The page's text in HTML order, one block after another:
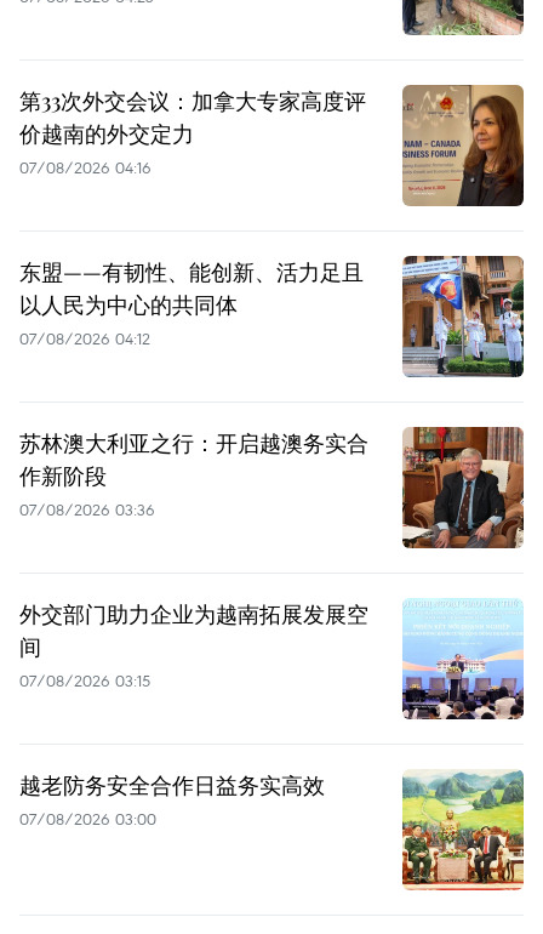
第33次外交会议：加拿大专家高度评
价越南的外交定力
07/08/2026 04:16
东盟——有韧性、能创新、活力足且
以人民为中心的共同体
07/08/2026 04:12
苏林澳大利亚之行：开启越澳务实合
作新阶段
07/08/2026 03:36
外交部门助力企业为越南拓展发展空
间
07/08/2026 03:15
越老防务安全合作日益务实高效
07/08/2026 03:00